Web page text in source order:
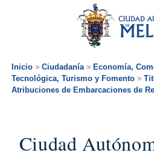
Inicio Ciudadanía
Economía,
Tecnológica, Turismo y Fomento
Atribuciones de Embarcaciones de
Ciudad